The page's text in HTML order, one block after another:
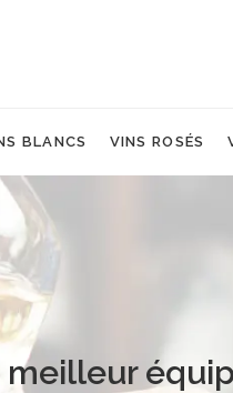
BLANCS VINS ROSÉS